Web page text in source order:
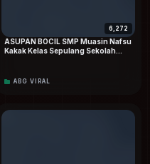
6,272
ASUPAN BOCIL SMP Muasin Nafsu
Kakak Kelas Sepulang Sekolah
ABG VIRAL